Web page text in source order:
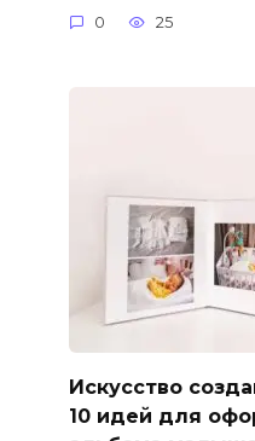
0 25
Искусство
10 идей для